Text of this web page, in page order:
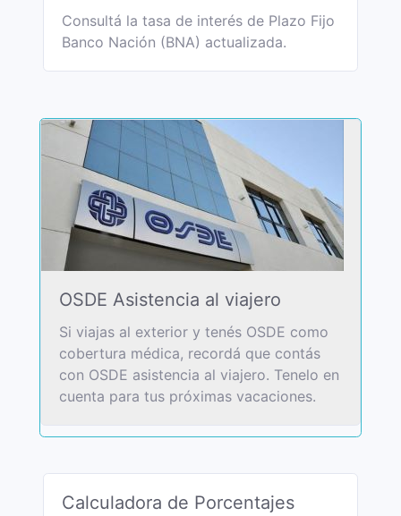
Consultá la tasa de interés de Plazo Fijo
Banco Nación (BNA) actualizada.
OSDE Asistencia al viajero
Si viajas al exterior y tenés OSDE como
cobertura médica, recordá que contás
con OSDE asistencia al viajero. Tenelo en
cuenta para tus próximas vacaciones.
Calculadora de Porcentajes